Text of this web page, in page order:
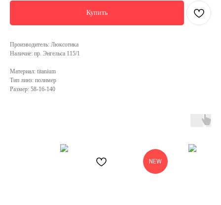
Купить
Производитель: Люксотика
Наличие: пр. Энгельса 115/1
Материал: titanium
Тип линз: полимер
Размер: 58-16-140
NEW